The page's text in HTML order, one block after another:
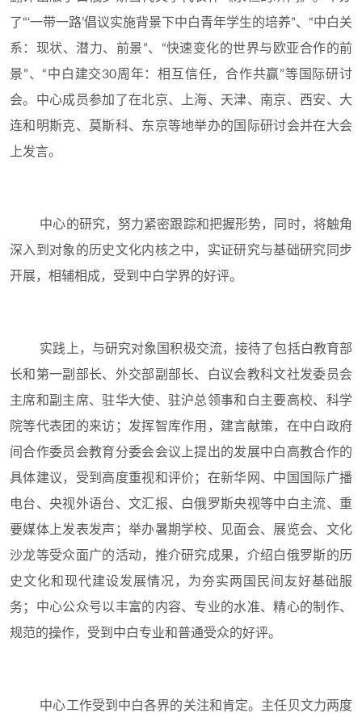
了“‘一带一路’倡议实施背景下中白青年学生的培养”、“中白关
系：现状、潜力、前景”、“快速变化的世界与欧亚合作的前
景”、“中白建交30周年：相互信任，合作共赢”等国际研讨
会。中心成员参加了在北京、上海、天津、南京、西安、大
连和明斯克、莫斯科、东京等地举办的国际研讨会并在大会
上发言。
中心的研究，努力紧密跟踪和把握形势，同时，将触角
深入到对象的历史文化内核之中，实证研究与基础研究同步
开展，相辅相成，受到中白学界的好评。
实践上，与研究对象国积极交流，接待了包括白教育部
长和第一副部长、外交部副部长、白议会教科文社发委员会
主席和副主席、驻华大使、驻沪总领事和白主要高校、科学
院等代表团的来访；发挥智库作用，建言献策，在中白政府
间合作委员会教育分委会会议上提出的发展中白高教合作的
具体建议，受到高度重视和评价；在新华网、中国国际广播
电台、央视外语台、文汇报、白俄罗斯央视等中白主流、重
要媒体上发表发声；举办暑期学校、见面会、展览会、文化
沙龙等受众面广的活动，推介研究成果，介绍白俄罗斯的历
史文化和现代建设发展情况，为夯实两国民间友好基础服
务；中心公众号以丰富的内容、专业的水准、精心的制作、
规范的操作，受到中白专业和普通受众的好评。
中心工作受到中白各界的关注和肯定。主任贝文力两度